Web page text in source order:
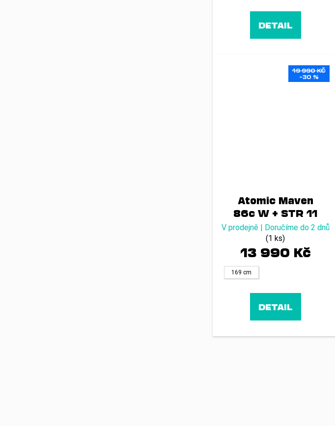
DETAIL
19 990 KČ
–30 %
Atomic Maven
86c W + STR 11
GW
V prodejně | Doručíme do 2 dnů
(1 ks)
13 990 Kč
169 cm
DETAIL